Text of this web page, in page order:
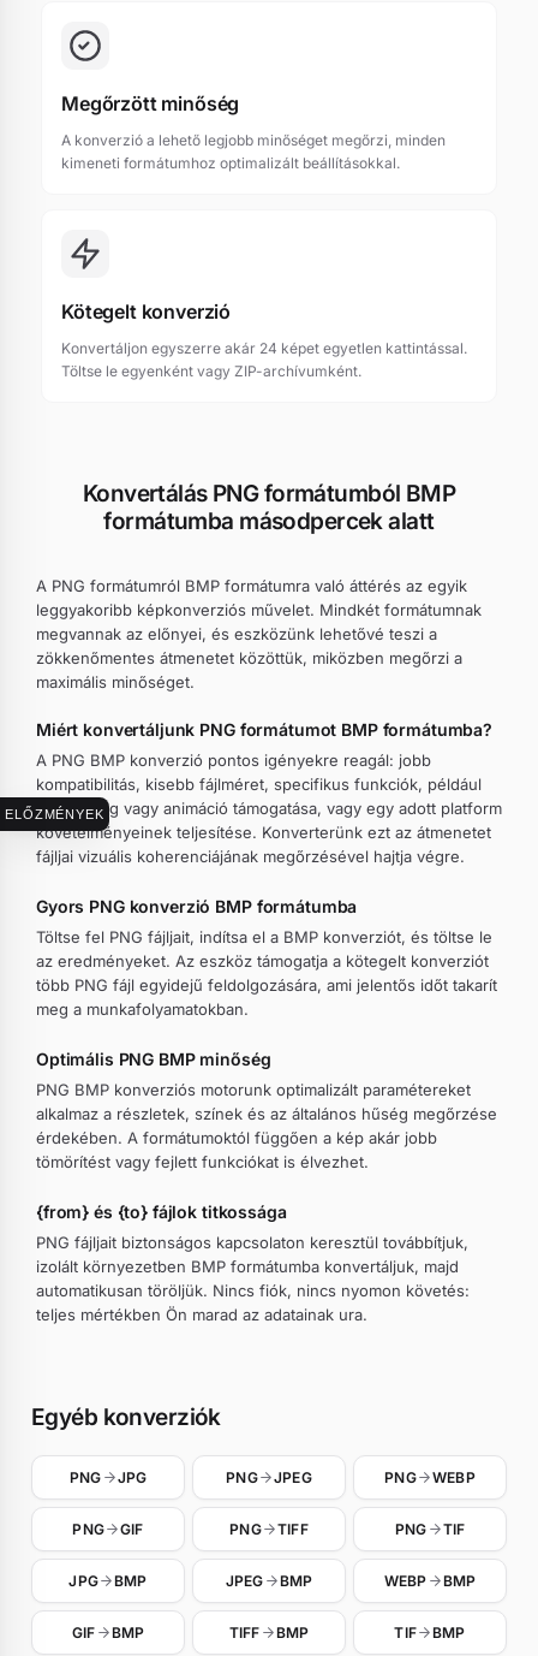
ELŐZMÉNYEK
Megőrzött minőség
A konverzió a lehető legjobb minőséget megőrzi, minden
kimeneti formátumhoz optimalizált beállításokkal.
Kötegelt konverzió
Konvertáljon egyszerre akár 24 képet egyetlen kattintással.
Töltse le egyenként vagy ZIP-archívumként.
Konvertálás PNG formátumból BMP
formátumba másodpercek alatt
A PNG formátumról BMP formátumra való áttérés az egyik
leggyakoribb képkonverziós művelet. Mindkét formátumnak
megvannak az előnyei, és eszközünk lehetővé teszi a
zökkenőmentes átmenetet közöttük, miközben megőrzi a
maximális minőséget.
Miért konvertáljunk PNG formátumot BMP formátumba?
A PNG BMP konverzió pontos igényekre reagál: jobb
kompatibilitás, kisebb fájlméret, specifikus funkciók, például
átlátszóság vagy animáció támogatása, vagy egy adott platform
követelményeinek teljesítése. Konverterünk ezt az átmenetet
fájljai vizuális koherenciájának megőrzésével hajtja végre.
Gyors PNG konverzió BMP formátumba
Töltse fel PNG fájljait, indítsa el a BMP konverziót, és töltse le
az eredményeket. Az eszköz támogatja a kötegelt konverziót
több PNG fájl egyidejű feldolgozására, ami jelentős időt takarít
meg a munkafolyamatokban.
Optimális PNG BMP minőség
PNG BMP konverziós motorunk optimalizált paramétereket
alkalmaz a részletek, színek és az általános hűség megőrzése
érdekében. A formátumoktól függően a kép akár jobb
tömörítést vagy fejlett funkciókat is élvezhet.
{from} és {to} fájlok titkossága
PNG fájljait biztonságos kapcsolaton keresztül továbbítjuk,
izolált környezetben BMP formátumba konvertáljuk, majd
automatikusan töröljük. Nincs fiók, nincs nyomon követés:
teljes mértékben Ön marad az adatainak ura.
Egyéb konverziók
PNG JPG PNG JPEG PNG WEBP
PNG GIF PNG TIFF PNG TIF
JPG BMP JPEG BMP WEBP BMP
GIF BMP TIFF BMP TIF BMP